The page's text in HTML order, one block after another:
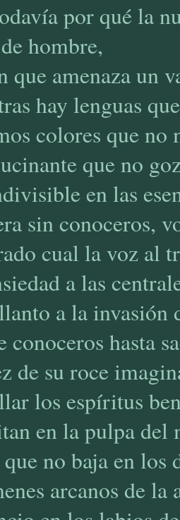
por qué la
hombre,
que amenaza un
hay lenguas
colores que no
que no
en las
sin conoceros,
cual la voz al
a las
a la invasión
conoceros hasta
de su roce
los espíritus
en la pulpa del
no baja en los
arcanos de la